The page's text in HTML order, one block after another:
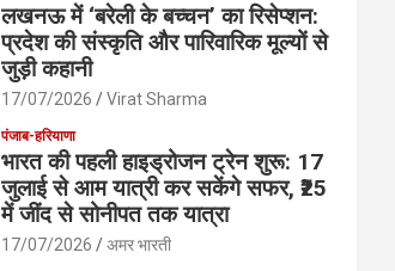
लखनऊ में ‘बरेली के बच्चन’ का रिसेप्शन:
प्रदेश की संस्कृति और पारिवारिक मूल्यों से
जुड़ी कहानी
17/07/2026 Virat Sharma
पंजाब-हरियाणा
भारत की पहली हाइड्रोजन ट्रेन शुरू: 17
जुलाई से आम यात्री कर सकेंगे सफर, ₹25
में जींद से सोनीपत तक यात्रा
17/07/2026 अमर भारती